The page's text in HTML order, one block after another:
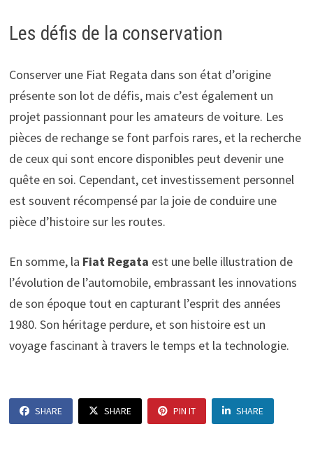
Les défis de la conservation
Conserver une Fiat Regata dans son état d’origine
présente son lot de défis, mais c’est également un
projet passionnant pour les amateurs de voiture. Les
pièces de rechange se font parfois rares, et la recherche
de ceux qui sont encore disponibles peut devenir une
quête en soi. Cependant, cet investissement personnel
est souvent récompensé par la joie de conduire une
pièce d’histoire sur les routes.
En somme, la Fiat Regata est une belle illustration de
l’évolution de l’automobile, embrassant les innovations
de son époque tout en capturant l’esprit des années
1980. Son héritage perdure, et son histoire est un
voyage fascinant à travers le temps et la technologie.
SHARE SHARE PIN IT SHARE